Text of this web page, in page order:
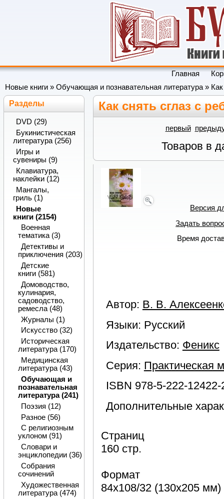
Главная
Новые книги » Обучающая и познавательная литература» Как
Как снять сглаз с
первый
Товаров в
Версия
Задать
Время
Автор: В. В.
Языки: Русский
Издательство: Феникс
Серия: Практическая
ISBN 978-5-222-12422-
Дополнительные
Страниц
160 стр.
Формат
84x108/32 (130х205 мм)
Разделы
DVD (29)
Букинистическая
литература (256)
Игры и
сувениры (9)
Клавиатура,
наклейки (12)
Мангалы,
гриль (1)
Новые
книги (2154)
Военная
тематика (3)
Детективы и
приключения (203)
Детские
книги (581)
Домоводство,
кулинария,
садоводство,
ремесла (48)
Журналы (1)
Искусство (32)
Историческая
литература (170)
Медицинская
литература (43)
Обучающая и
познавательная
литература (241)
Поэзия (12)
Разное (56)
С религиозным
уклоном (91)
Словари и
энциклопедии (36)
Собрания
сочинений
Художественная
литература (474)